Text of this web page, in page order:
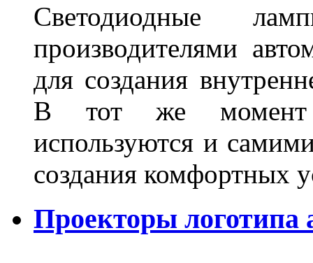
Светодиодные
производителями
для создания
В тот же момент
используются и
создания комфортных
Проекторы логотипа